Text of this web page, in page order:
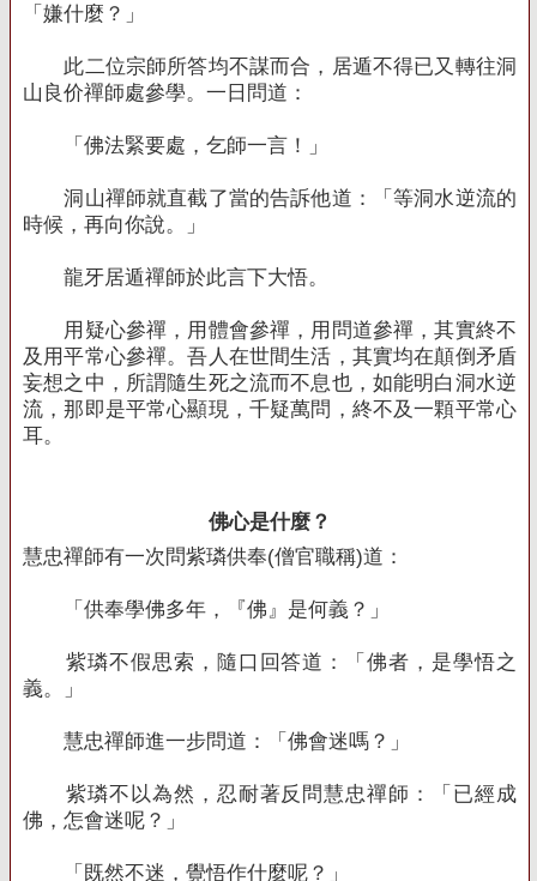
「嫌什麼？」
此二位宗師所答均不謀而合，居遁不得已又轉往洞
山良价禪師處參學。一日問道：
「佛法緊要處，乞師一言！」
洞山禪師就直截了當的告訴他道：「等洞水逆流的
時候，再向你說。」
龍牙居遁禪師於此言下大悟。
用疑心參禪，用體會參禪，用問道參禪，其實終不
及用平常心參禪。吾人在世間生活，其實均在顛倒矛盾
妄想之中，所謂隨生死之流而不息也，如能明白洞水逆
流，那即是平常心顯現，千疑萬問，終不及一顆平常心
耳。
佛心是什麼？
慧忠禪師有一次問紫璘供奉(僧官職稱)道：
「供奉學佛多年，『佛』是何義？」
紫璘不假思索，隨口回答道：「佛者，是學悟之
義。」
慧忠禪師進一步問道：「佛會迷嗎？」
紫璘不以為然，忍耐著反問慧忠禪師：「已經成
佛，怎會迷呢？」
「既然不迷，覺悟作什麼呢？」